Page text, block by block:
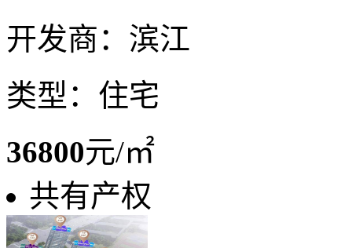
开发商：滨江
类型：住宅
36800元/㎡
共有产权